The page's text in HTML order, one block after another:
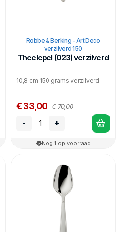
Robbe & Berking - Art Deco
verzilverd 150
Theelepel (023) verzilverd
10,8 cm 150 grams verzilverd
€ 33,00 € 70,00
- +
Nog 1 op voorraad